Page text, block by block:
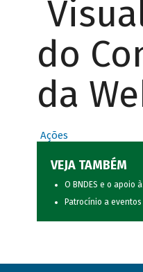
do
da
Ações
VEJA TAMBÉM
O BNDES e o apoio
Patrocínio a